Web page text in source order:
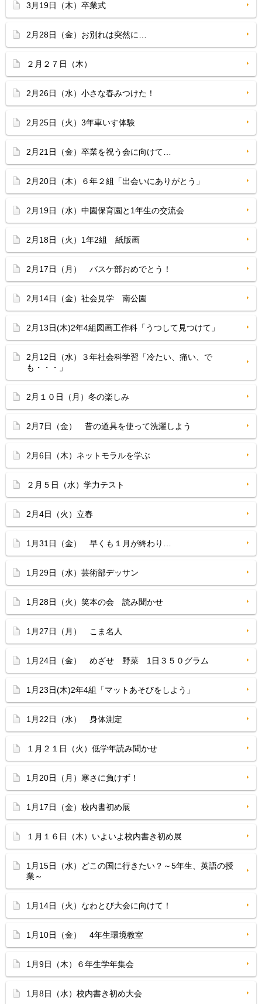
3月19日（木）卒業式
2月28日（金）お別れは突然に…
２月２７日（木）
2月26日（水）小さな春みつけた！
2月25日（火）3年車いす体験
2月21日（金）卒業を祝う会に向けて…
2月20日（木）６年２組「出会いにありがとう」
2月19日（水）中園保育園と1年生の交流会
2月18日（火）1年2組 紙版画
2月17日（月） バスケ部おめでとう！
2月14日（金）社会見学 南公園
2月13日(木)2年4組図画工作科「うつして見つけて」
2月12日（水）３年社会科学習「冷たい、痛い、で
も・・・」
2月１０日（月）冬の楽しみ
2月7日（金） 昔の道具を使って洗濯しよう
2月6日（木）ネットモラルを学ぶ
２月５日（水）学力テスト
2月4日（火）立春
1月31日（金） 早くも１月が終わり…
1月29日（水）芸術部デッサン
1月28日（火）笑本の会 読み聞かせ
1月27日（月） こま名人
1月24日（金） めざせ 野菜 1日３５０グラム
1月23日(木)2年4組「マットあそびをしよう」
1月22日（水） 身体測定
１月２１日（火）低学年読み聞かせ
1月20日（月）寒さに負けず！
1月17日（金）校内書初め展
１月１６日（木）いよいよ校内書き初め展
1月15日（水）どこの国に行きたい？～5年生、英語の授
業～
1月14日（火）なわとび大会に向けて！
1月10日（金） 4年生環境教室
1月9日（木）６年生学年集会
1月8日（水）校内書き初め大会